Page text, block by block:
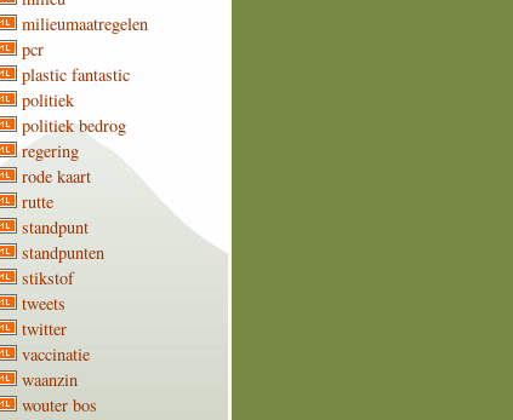
milieumaatregelen
pcr
plastic fantastic
politiek
politiek bedrog
regering
rode kaart
rutte
standpunt
standpunten
stikstof
tweets
twitter
vaccinatie
waanzin
wouter bos